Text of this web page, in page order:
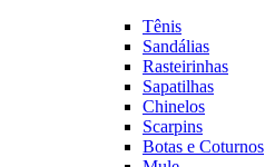
Tênis
Sandálias
Rasteirinhas
Sapatilhas
Chinelos
Scarpins
Botas e Coturnos